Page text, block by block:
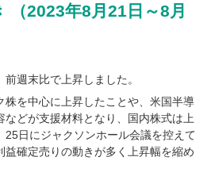
（2023年8月21日～8月
週末比で上昇しました。
株を中心に上昇したことや、米国半導
などが支援材料となり、国内株式は上
25日にジャクソンホール会議を控えて
益確定売りの動きが多く上昇幅を縮め